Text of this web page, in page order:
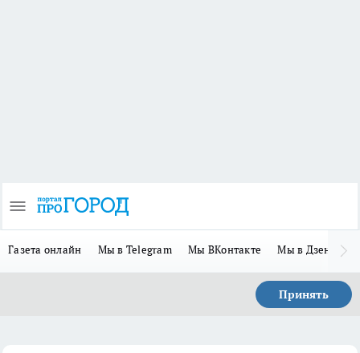
Газета онлайн Мы в Telegram Мы ВКонтакте Мы в Дзене
Принять